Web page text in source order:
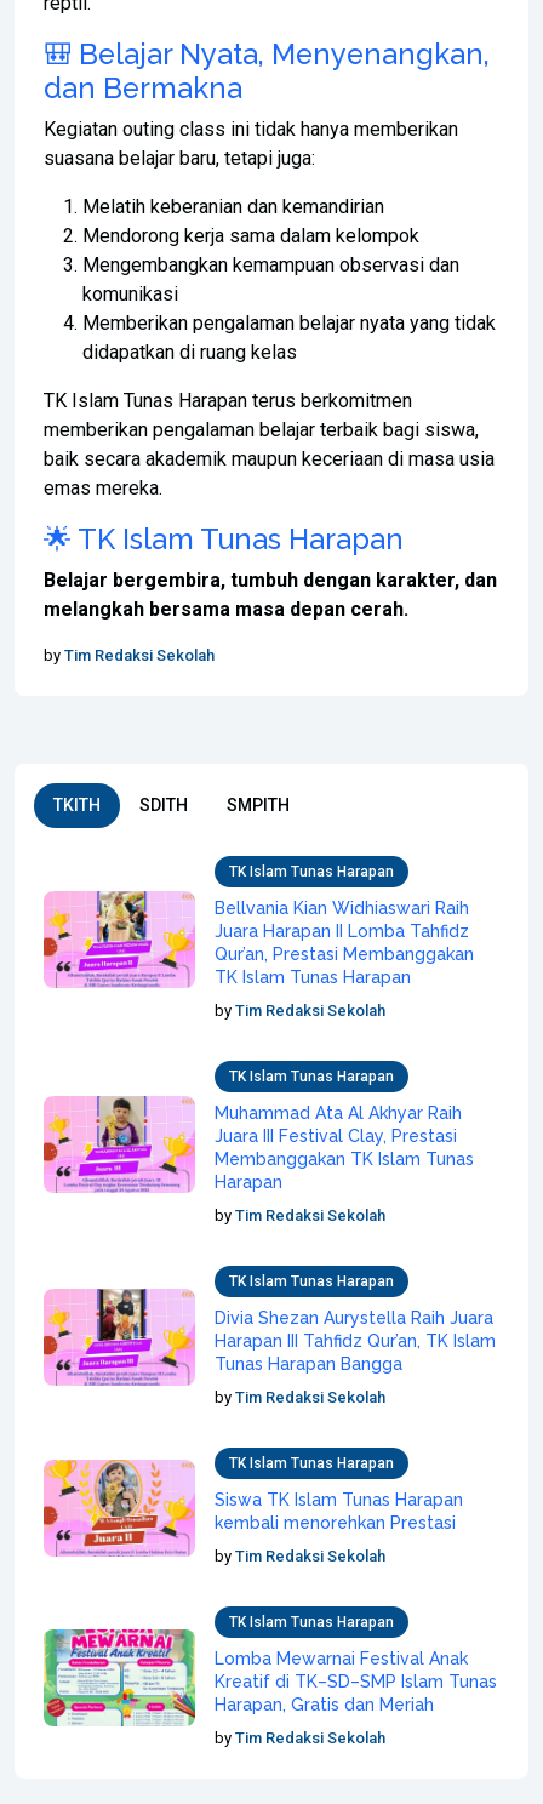
🎒 Belajar Nyata, Menyenangkan,
dan Bermakna
Kegiatan outing class ini tidak hanya memberikan
suasana belajar baru, tetapi juga:
Melatih keberanian dan kemandirian
Mendorong kerja sama dalam kelompok
Mengembangkan kemampuan observasi dan
komunikasi
Memberikan pengalaman belajar nyata yang tidak
didapatkan di ruang kelas
TK Islam Tunas Harapan terus berkomitmen
memberikan pengalaman belajar terbaik bagi siswa,
baik secara akademik maupun keceriaan di masa usia
emas mereka.
🌟 TK Islam Tunas Harapan
Belajar bergembira, tumbuh dengan karakter, dan
melangkah bersama masa depan cerah.
by Tim Redaksi Sekolah
TKITH SDITH SMPITH
TK Islam Tunas Harapan
Bellvania Kian Widhiaswari Raih
Juara Harapan II Lomba Tahfidz
Qur’an, Prestasi Membanggakan
TK Islam Tunas Harapan
byTim Redaksi Sekolah
TK Islam Tunas Harapan
Muhammad Ata Al Akhyar Raih
Juara III Festival Clay, Prestasi
Membanggakan TK Islam Tunas
Harapan
byTim Redaksi Sekolah
TK Islam Tunas Harapan
Divia Shezan Aurystella Raih Juara
Harapan III Tahfidz Qur’an, TK Islam
Tunas Harapan Bangga
byTim Redaksi Sekolah
TK Islam Tunas Harapan
Siswa TK Islam Tunas Harapan
kembali menorehkan Prestasi
byTim Redaksi Sekolah
TK Islam Tunas Harapan
Lomba Mewarnai Festival Anak
Kreatif di TK–SD–SMP Islam Tunas
Harapan, Gratis dan Meriah
byTim Redaksi Sekolah